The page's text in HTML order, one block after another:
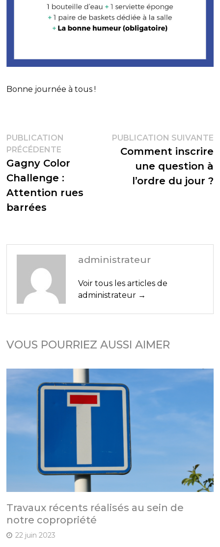
Bonne journée à tous !
Navigation
de
l’article
PUBLICATION
PRÉCÉDENTE
précédente :
Gagny Color
Challenge :
Attention rues
barrées
PUBLICATION SUIVANTE
Comment inscrire
une question à
l’ordre du jour ?
administrateur
Voir tous les articles de
administrateur →
VOUS POURRIEZ AUSSI AIMER
Travaux récents réalisés au sein de
notre copropriété
22 juin 2023